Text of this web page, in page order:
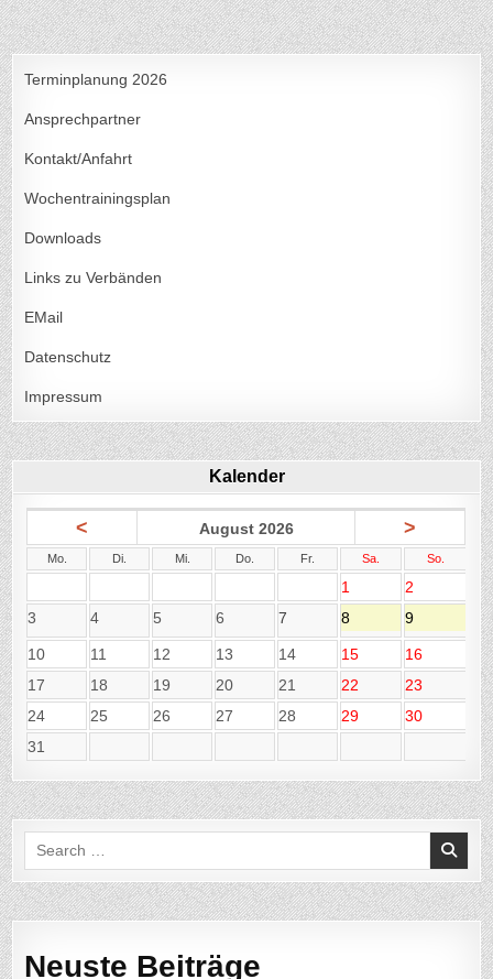
Terminplanung 2026
Ansprechpartner
Kontakt/Anfahrt
Wochentrainingsplan
Downloads
Links zu Verbänden
EMail
Datenschutz
Impressum
Kalender
< August 2026 >
Mo. Di. Mi. Do. Fr. Sa. So.
1
2
3
4 5 6 7 8 9
10 11 12 13 14 15
16
17
18 19 20 21 22
23
24
25 26 27 28 29
30
31
Search
for:
Neuste Beiträge